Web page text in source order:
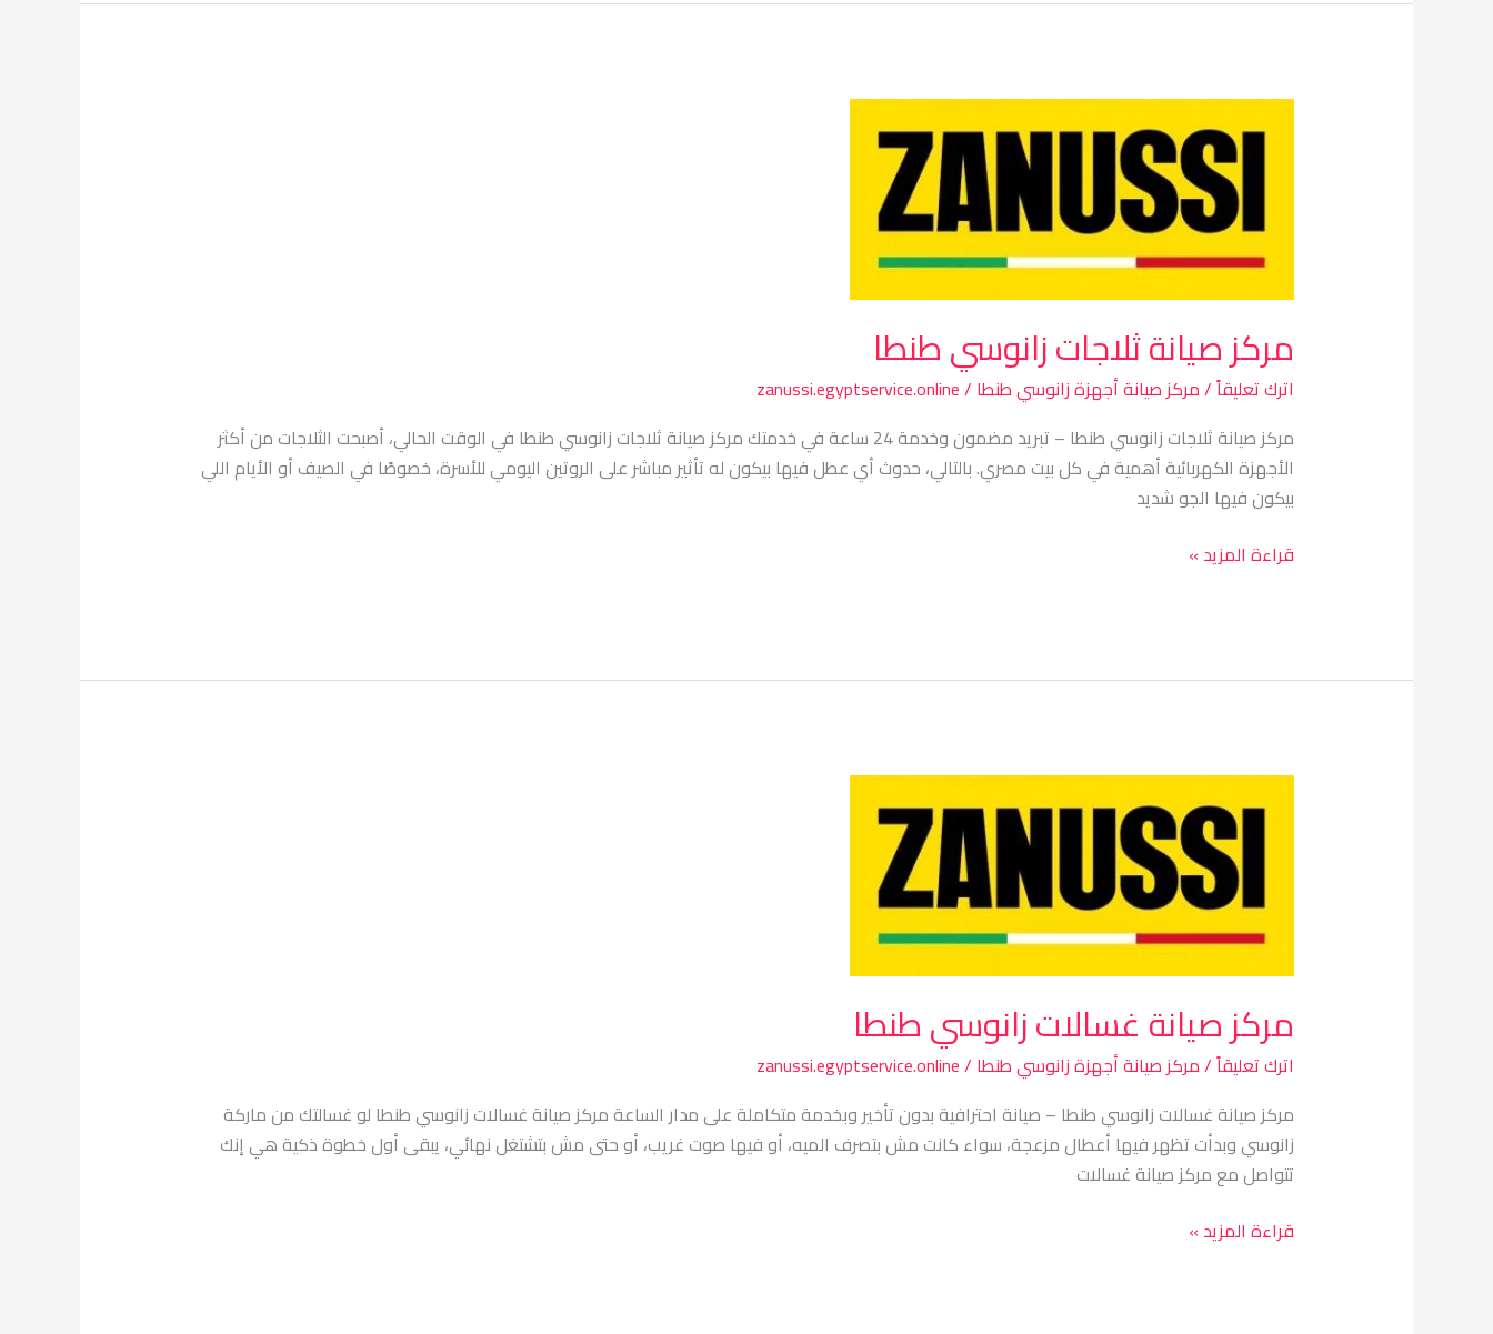
مركز صيانة ثلاجات زانوسي طنطا
اترك تعليقاً/مركز صيانة أجهزة زانوسي طنطا /
zanussi.egyptservice.online
مركز صيانة ثلاجات زانوسي طنطا – تبريد مضمون وخدمة 24 ساعة في خدمتك مركز صيانة ثلاجات زانوسي طنطا في الوقت الحالي، أصبحت الثلاجات من أكثر
الأجهزة الكهربائية أهمية في كل بيت مصري. بالتالي، حدوث أي عطل فيها بيكون له تأثير مباشر على الروتين اليومي للأسرة، خصوصًا في الصيف أو الأيام اللي
بيكون فيها الجو شديد
صيانة
طنطا
قراءة المزيد »
مركز صيانة غسالات زانوسي طنطا
اترك تعليقاً/مركز صيانة أجهزة زانوسي طنطا /
zanussi.egyptservice.online
مركز صيانة غسالات زانوسي طنطا – صيانة احترافية بدون تأخير وبخدمة متكاملة على مدار الساعة مركز صيانة غسالات زانوسي طنطا لو غسالتك من ماركة
زانوسي وبدأت تظهر فيها أعطال مزعجة، سواء كانت مش بتصرف الميه، أو فيها صوت غريب، أو حتى مش بتشتغل نهائي، يبقى أول خطوة ذكية هي إنك
تتواصل مع مركز صيانة غسالات
صيانة
طنطا
قراءة المزيد »